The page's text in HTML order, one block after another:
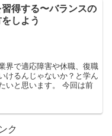
得する〜バランスの
しよう
界で適応障害や休職、復職
けるんじゃないか？と学ん
いと思います。 今回は前
ク